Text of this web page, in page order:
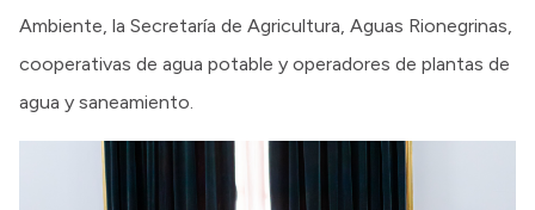
Ambiente, la Secretaría de Agricultura, Aguas Rionegrinas,
cooperativas de agua potable y operadores de plantas de
agua y saneamiento.